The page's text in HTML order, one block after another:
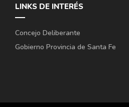
LINKS DE INTERÉS
Concejo Deliberante
Gobierno Provincia de Santa Fe